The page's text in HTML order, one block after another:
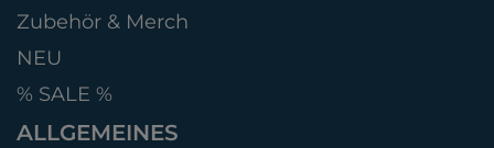
Zubehör & Merch
NEU
% SALE %
ALLGEMEINES